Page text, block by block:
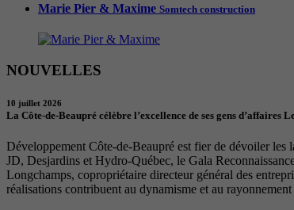
Marie Pier & Maxime Somtech construction
NOUVELLES
10 juillet 2026
La Côte-de-Beaupré célèbre l’excellence de ses gens d’affaires
Développement Côte-de-Beaupré est fier de dévoiler les
JD, Desjardins et Hydro-Québec, le Gala
Longchamps, copropriétaire directeur général des
réalisations contribuent au dynamisme et au